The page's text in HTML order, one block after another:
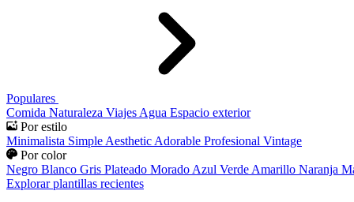
Populares
Comida Naturaleza Viajes Agua Espacio exterior
Por estilo
Minimalista Simple Aesthetic Adorable Profesional Vintage
Por color
Negro Blanco Gris Plateado Morado Azul Verde Amarillo Naranja
Explorar plantillas recientes